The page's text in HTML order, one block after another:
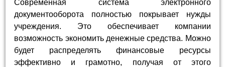
Современная система электронного
документооборота полностью покрывает нужды
учреждения. Это обеспечивает компании
возможность экономить денежные средства. Можно
будет распределять финансовые ресурсы
эффективно и грамотно, получая от этого